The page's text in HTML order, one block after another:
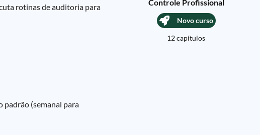
rotinas de auditoria para
padrão (semanal para
Controle Profissional
Novo curso
12 capítulos